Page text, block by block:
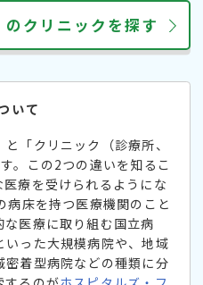
のクリニックを探す
いて
「クリニック（診療所、
。この2つの違いを知るこ
療を受けられるようにな
病床を持つ医療機関のこと
医療に取り組む国立病
った大規模病院や、地域
着型病院などの種類に分